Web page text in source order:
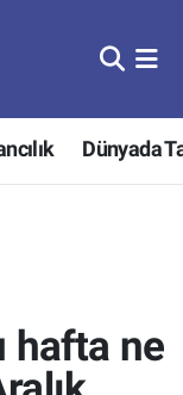
Dünyada
hafta ne